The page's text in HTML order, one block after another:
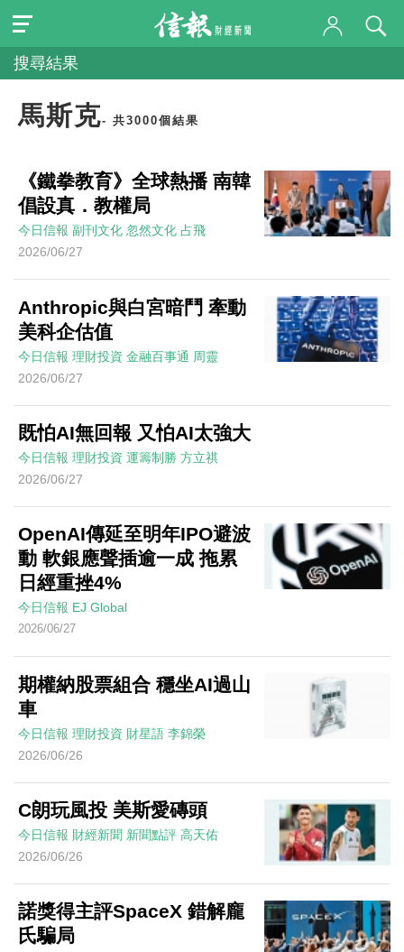
搜尋結果
馬斯克- 共3000個結果
《鐵拳教育》全球熱播 南韓
倡設真．教權局
今日信報 副刊文化 忽然文化 占飛
2026/06/27
Anthropic與白宮暗鬥 牽動
美科企估值
今日信報 理財投資 金融百事通 周靈
2026/06/27
既怕AI無回報 又怕AI太強大
今日信報 理財投資 運籌制勝 方立祺
2026/06/27
OpenAI傳延至明年IPO避波
動 軟銀應聲插逾一成 拖累
日經重挫4%
今日信報 EJ Global
2026/06/27
期權納股票組合 穩坐AI過山
車
今日信報 理財投資 財星語 李錦榮
2026/06/26
C朗玩風投 美斯愛磚頭
今日信報 財經新聞 新聞點評 高天佑
2026/06/26
諾獎得主評SpaceX 錯解龐
氏騙局